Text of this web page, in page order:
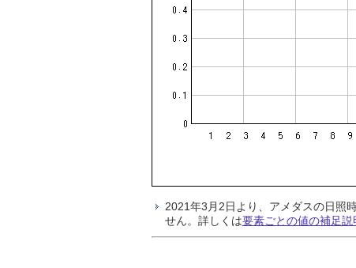
2021年3月2日より、アメダスの日照
せん。詳しくは要素ごとの値の補足説